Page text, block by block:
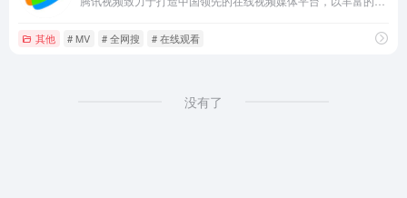
其他 # MV # 全网搜 # 在线观看
没有了